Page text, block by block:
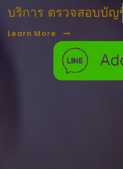
บริการ ตรวจสอบบัญชี
Learn More